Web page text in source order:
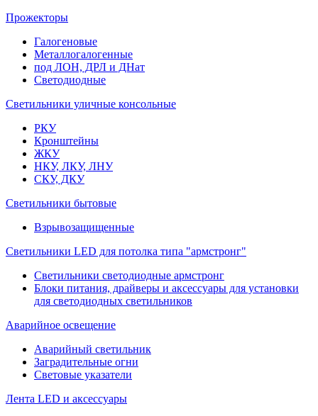
Прожекторы
Галогеновые
Металлогалогенные
под ЛОН, ДРЛ и ДНат
Светодиодные
Светильники уличные консольные
РКУ
Кронштейны
ЖКУ
НКУ, ЛКУ, ЛНУ
СКУ, ДКУ
Светильники бытовые
Взрывозащищенные
Светильники LED для потолка типа "армстронг"
Светильники светодиодные армстронг
Блоки питания, драйверы и аксессуары для установки
для светодиодных светильников
Аварийное освещение
Аварийный светильник
Заградительные огни
Световые указатели
Лента LED и аксессуары